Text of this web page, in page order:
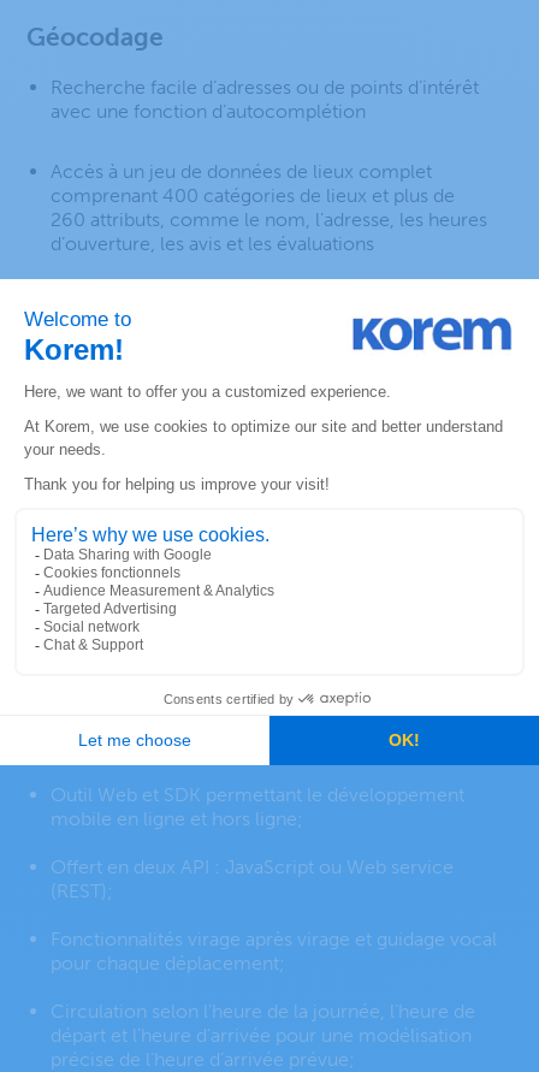
Géocodage
Recherche facile d’adresses ou de points d’intérêt
avec une fonction d’autocomplétion
Accès à un jeu de données de lieux complet
comprenant 400 catégories de lieux et plus de
260 attributs, comme le nom, l’adresse, les heures
d’ouverture, les avis et les évaluations
Renseignements
supplémentaires
Offert en mode logiciel en tant que service (Saas) et
en mode données en tant que service (DaaS).
Bénéficiez d’un modèle de prix où vous payez « au
Accès à des fonctionnalités de SIG sans avoir à
maintenir un serveur de SIG;
Outil Web et SDK permettant le développement
mobile en ligne et hors ligne;
Offert en deux API : JavaScript ou Web service
(REST);
Fonctionnalités virage après virage et guidage vocal
pour chaque déplacement;
Circulation selon l’heure de la journée, l’heure de
départ et l’heure d’arrivée pour une modélisation
précise de l’heure d’arrivée prévue;